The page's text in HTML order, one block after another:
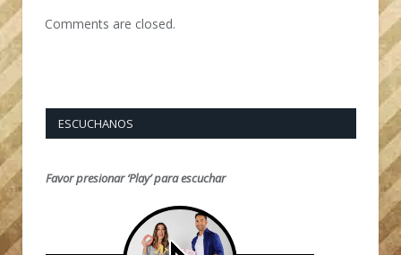
Comments are closed.
ESCUCHANOS
Favor presionar ‘Play’ para escuchar